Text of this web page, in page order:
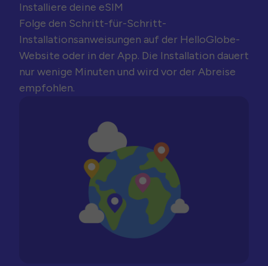
Installiere deine eSIM
Folge den Schritt-für-Schritt-
Installationsanweisungen auf der HelloGlobe-
Website oder in der App. Die Installation dauert
nur wenige Minuten und wird vor der Abreise
empfohlen.